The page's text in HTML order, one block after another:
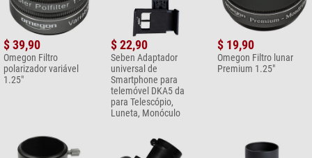
$ 39,90
Omegon Filtro
polarizador variável
1.25"
$ 22,90
Seben Adaptador
universal de
Smartphone para
telemóvel DKA5 da
para Telescópio,
Luneta, Monóculo
$ 19,90
Omegon Filtro lunar
Premium 1.25"